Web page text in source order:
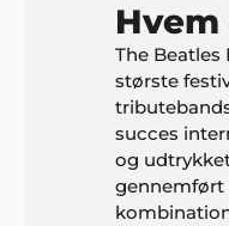
Hvem
The Beatles
største
succes
og
gennemført